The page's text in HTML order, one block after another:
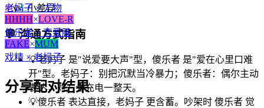
MvsL小差异
💬沟通方式指南
💡老妈子 是"说爱要大声"型，傻乐者 是"爱在心里口难
开"型。老妈子：别把沉默当冷暴力；傻乐者：偶尔主动
表达，对方会充电一整天。
💡傻乐者 表达直接，老妈子 更含蓄。吵架时 傻乐者 觉
老妈子 × 尤物
HHHH×LOVE-R
傻乐者 × 恋爱脑
FAKE×MUM
戏精 × 老妈子
分享配对结果